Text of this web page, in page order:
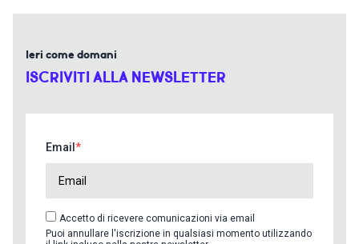
Ieri come domani
ISCRIVITI ALLA NEWSLETTER
Email
Accetto di ricevere comunicazioni via email
Puoi annullare l'iscrizione in qualsiasi momento utilizzando